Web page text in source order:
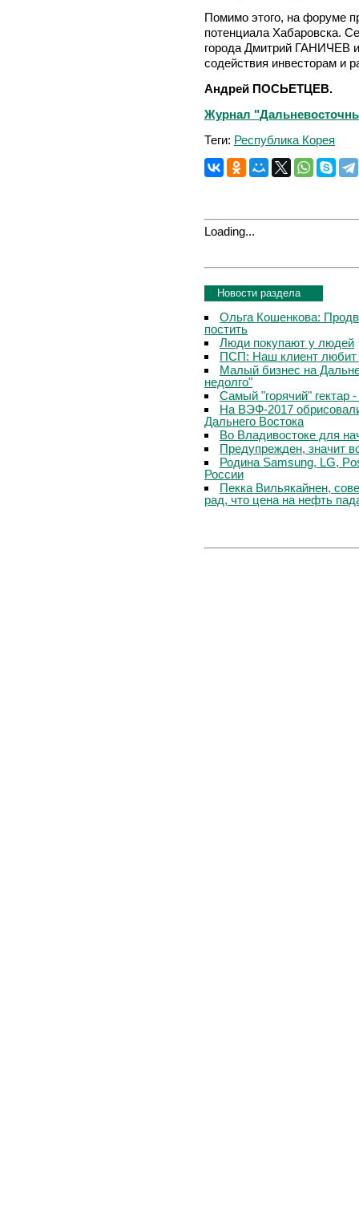
Помимо этого, на форуме
потенциала Хабаровска.
города Дмитрий ГАНИЧЕВ
содействия инвесторам и
Андрей ПОСЬЕТЦЕВ.
Журнал
Теги: Республика Корея
Loading...
Новости раздела
Ольга Кошенкова:
постить
Люди покупают у людей
ПСП: Наш клиент любит
Малый бизнес на
недолго"
Самый "горячий" гектар
На ВЭФ-2017
Дальнего Востока
Во Владивостоке для
Предупрежден, значит
Родина Samsung, LG,
России
Пекка Вильякайнен,
рад, что цена на нефть